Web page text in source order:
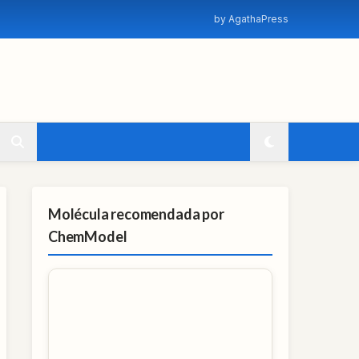
by AgathaPress
Molécula recomendada por
ChemModel